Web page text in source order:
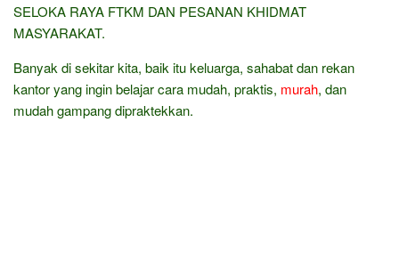
SELOKA RAYA FTKM DAN PESANAN KHIDMAT
MASYARAKAT.
Banyak di sekitar kita, baik itu keluarga, sahabat dan rekan
kantor yang ingin belajar cara mudah, praktis, murah, dan
mudah gampang dipraktekkan.